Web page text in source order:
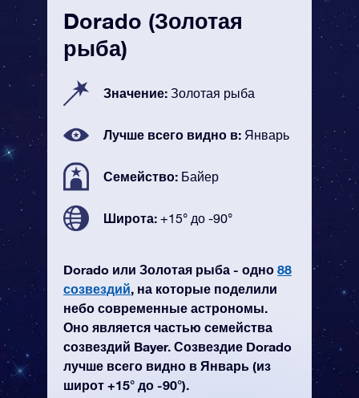
Dorado (Золотая
рыба)
Значение: Золотая рыба
Лучше всего видно в: Январь
Семейство: Байер
Широта: +15° до -90°
Dorado или Золотая рыба - одно 88
созвездий, на которые поделили
небо современные астрономы.
Оно является частью семейства
созвездий Bayer. Созвездие Dorado
лучше всего видно в Январь (из
широт +15° до -90°).